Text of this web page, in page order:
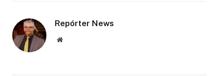
Repórter News
Website